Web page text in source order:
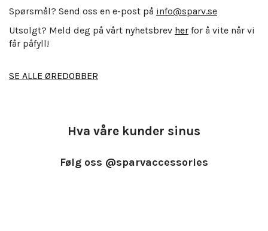
Spørsmål? Send oss en e-post på info@sparv.se
Utsolgt? Meld deg på vårt nyhetsbrev her for å vite når vi
får påfyll!
SE ALLE ØREDOBBER
Hva våre kunder sinus
Følg oss @sparvaccessories